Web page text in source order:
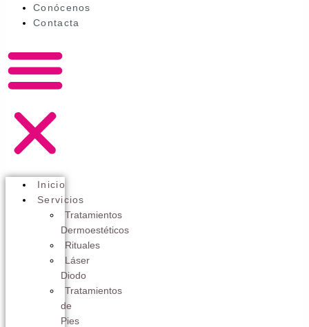
Conócenos
Contacta
Inicio
Servicios
Tratamientos
Dermoestéticos
Rituales
Láser
Diodo
Tratamientos
de
Pies